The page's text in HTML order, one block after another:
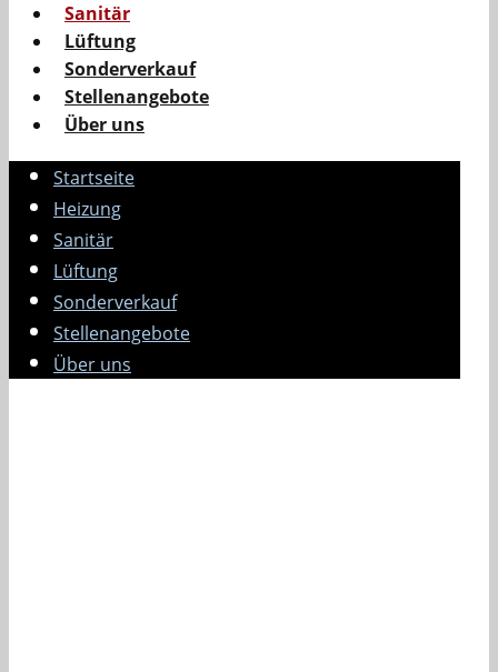
Sanitär
Lüftung
Sonderverkauf
Stellenangebote
Über uns
Startseite
Heizung
Sanitär
Lüftung
Sonderverkauf
Stellenangebote
Über uns